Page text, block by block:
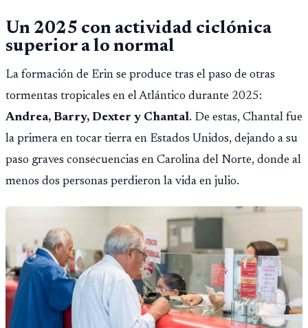
Un 2025 con actividad ciclónica
superior a lo normal
La formación de Erin se produce tras el paso de otras
tormentas tropicales en el Atlántico durante 2025:
Andrea, Barry, Dexter y Chantal. De estas, Chantal fue
la primera en tocar tierra en Estados Unidos, dejando a su
paso graves consecuencias en Carolina del Norte, donde al
menos dos personas perdieron la vida en julio.